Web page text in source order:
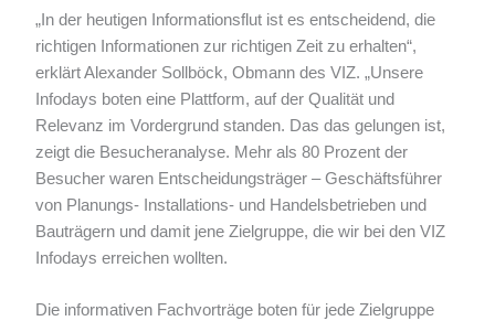
„In der heutigen Informationsflut ist es entscheidend, die
richtigen Informationen zur richtigen Zeit zu erhalten“,
erklärt Alexander Sollböck, Obmann des VIZ. „Unsere
Infodays boten eine Plattform, auf der Qualität und
Relevanz im Vordergrund standen. Das das gelungen ist,
zeigt die Besucheranalyse. Mehr als 80 Prozent der
Besucher waren Entscheidungsträger – Geschäftsführer
von Planungs- Installations- und Handelsbetrieben und
Bauträgern und damit jene Zielgruppe, die wir bei den VIZ
Infodays erreichen wollten.
Die informativen Fachvorträge boten für jede Zielgruppe